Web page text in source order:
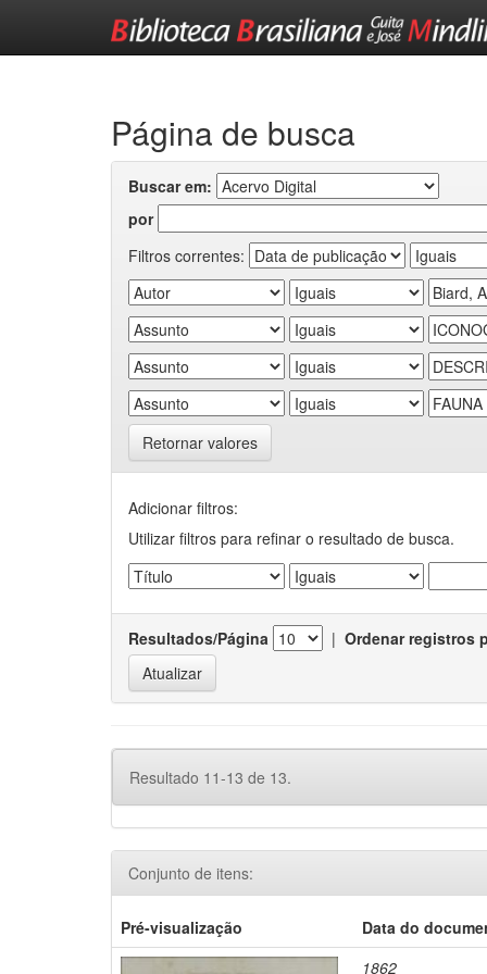
Página de busca
Buscar em:
por
Filtros correntes:
Retornar valores
Adicionar filtros:
Utilizar filtros para refinar o resultado de busca.
Resultados/Página | Ordenar registros
Resultado 11-13 de 13.
Conjunto de itens:
Pré-visualização
Data do
1862